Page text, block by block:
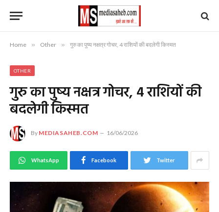
Home » Other » गुरु का पुष्य नक्षत्र गोचर, 4 राशियों की बदलेगी किस्मत
OTHER
गुरु का पुष्य नक्षत्र गोचर, 4 राशियों की
बदलेगी किस्मत
By MEDIASAHEB.COM 16/06/2026
WhatsApp Facebook Twitter